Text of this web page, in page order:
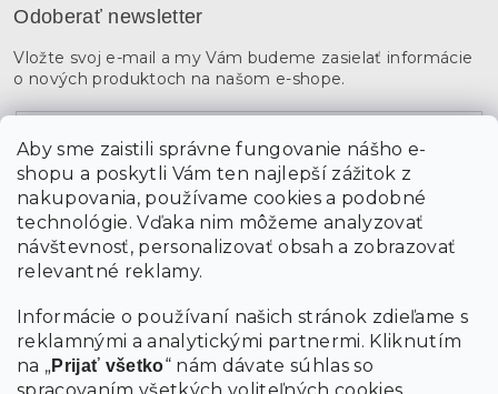
Aby sme zaistili správne fungovanie nášho e-
shopu a poskytli Vám ten najlepší zážitok z
nakupovania, používame cookies a podobné
technológie. Vďaka nim môžeme analyzovať
návštevnosť, personalizovať obsah a zobrazovať
relevantné reklamy.
Informácie o používaní našich stránok zdieľame s
reklamnými a analytickými partnermi. Kliknutím
na „Prijať všetko“ nám dávate súhlas so
Odoberať newsletter
Vložte svoj e-mail a my Vám budeme zasielať informácie
o nových produktoch na našom e-shope.
Vložením údajov súhlasíte s podmienkami ochrany
osobných údajov
PRIHLÁSIŤ SA